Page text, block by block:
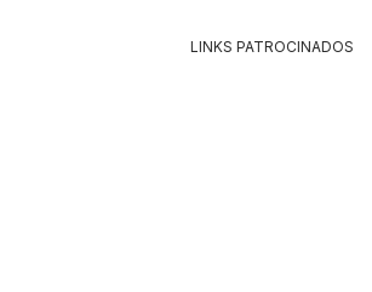
LINKS PATROCINADOS